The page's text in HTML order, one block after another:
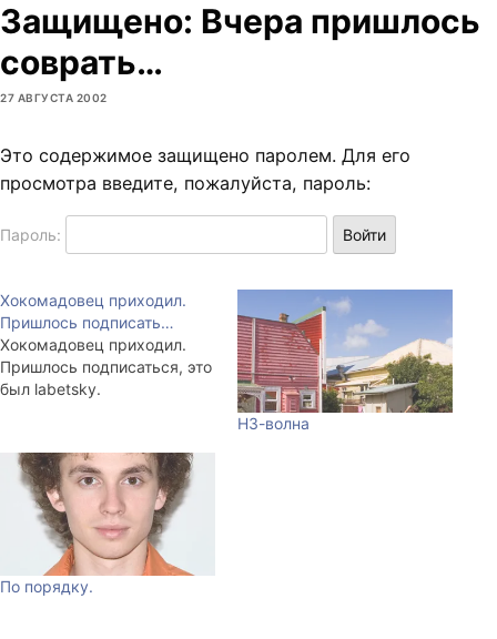
Защищено: Вчера пришлось
соврать…
27 АВГУСТА 2002
Это содержимое защищено паролем. Для его
просмотра введите, пожалуйста, пароль:
Пароль:
Хокомадовец приходил.
Пришлось подписать…
Хокомадовец приходил.
Пришлось подписаться, это
был labetsky.
НЗ-волна
По порядку.